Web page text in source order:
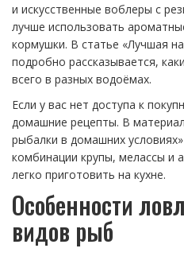
и искусственные воблеры с
лучше использовать
кормушки. В статье «Лучшая
подробно рассказывается,
всего в разных водоёмах.
Если у вас нет доступа к
домашние рецепты. В
рыбалки в домашних
комбинации крупы, мелассы и
легко приготовить на кухне.
Особенности
видов рыб